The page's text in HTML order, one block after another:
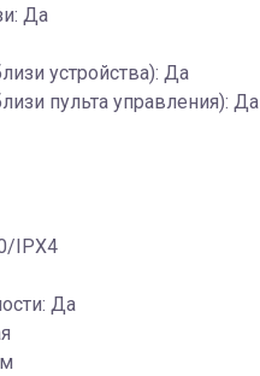
Да
устройства): Да
пульта управления): Да
IPX4
Да